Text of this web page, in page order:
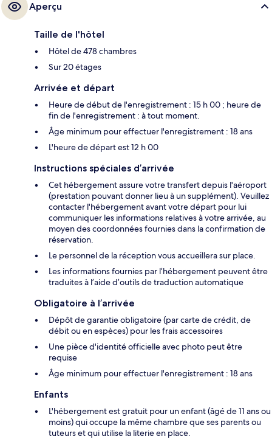
Aperçu
Taille de l'hôtel
Hôtel de 478 chambres
Sur 20 étages
Arrivée et départ
Heure de début de l'enregistrement : 15 h 00 ; heure de
fin de l'enregistrement : à tout moment.
Âge minimum pour effectuer l'enregistrement : 18 ans
L'heure de départ est 12 h 00
Instructions spéciales d’arrivée
Cet hébergement assure votre transfert depuis l'aéroport
(prestation pouvant donner lieu à un supplément). Veuillez
contacter l'hébergement avant votre départ pour lui
communiquer les informations relatives à votre arrivée, au
moyen des coordonnées fournies dans la confirmation de
réservation.
Le personnel de la réception vous accueillera sur place.
Les informations fournies par l’hébergement peuvent être
traduites à l’aide d’outils de traduction automatique
Obligatoire à l’arrivée
Dépôt de garantie obligatoire (par carte de crédit, de
débit ou en espèces) pour les frais accessoires
Une pièce d'identité officielle avec photo peut être
requise
Âge minimum pour effectuer l'enregistrement : 18 ans
Enfants
L'hébergement est gratuit pour un enfant (âgé de 11 ans ou
moins) qui occupe la même chambre que ses parents ou
tuteurs et qui utilise la literie en place.